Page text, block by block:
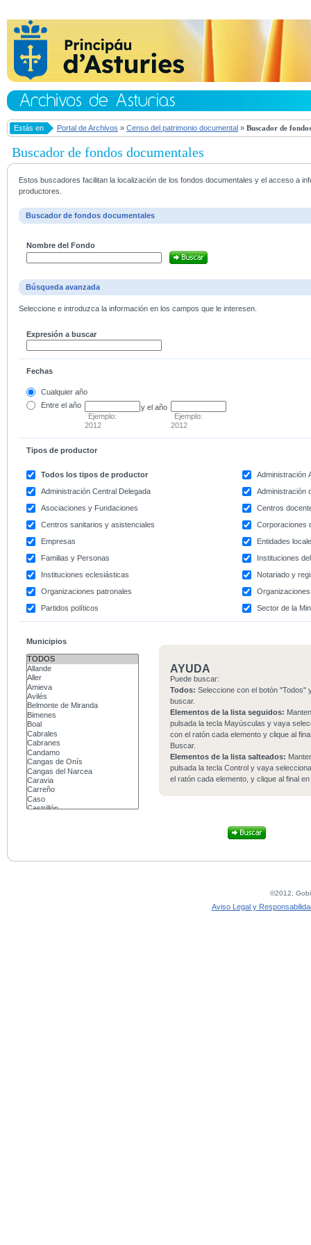
Estás en Portal de Archivos » Censo del patrimonio documental » Buscador de
Buscador de fondos documentales
Estos buscadores facilitan la localización de los fondos documentales y el acceso a
productores.
Buscador de fondos documentales
Nombre del Fondo
Búsqueda avanzada
Seleccione e introduzca la información en los campos que le interesen.
Expresión a buscar
Fechas
Cualquier año
Entre el año
Ejemplo:
2012
y el año
Ejemplo:
2012
Tipos de productor
Todos los tipos de productor
Administración
Administración Central Delegada
Administración
Asociaciones y Fundaciones
Centros
Centros sanitarios y asistenciales
Corporaciones
Empresas
Entidades
Familias y Personas
Instituciones
Instituciones eclesiásticas
Notariado y
Organizaciones patronales
Partidos políticos
Sector de la
Municipios
AYUDA
Puede buscar:
Todos: Seleccione con el botón "Todos"
buscar.
Elementos de la lista seguidos:
pulsada la tecla Mayúsculas y vaya
con el ratón cada elemento y clique al
Buscar.
Elementos de la lista salteados:
pulsada la tecla Control y vaya
el ratón cada elemento, y clique al final
©2012,
Aviso Legal y